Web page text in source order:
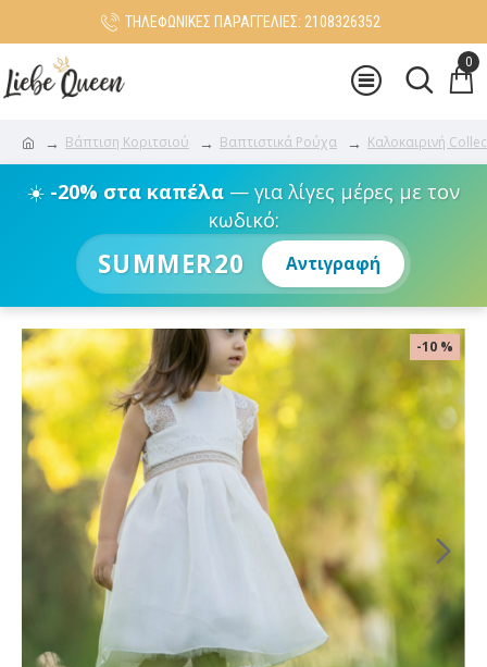
ΤΗΛΕΦΩΝΙΚΕΣ ΠΑΡΑΓΓΕΛΙΕΣ: 2108326352
0
Βάπτιση Κοριτσιού Βαπτιστικά Ρούχα Καλοκαιρινή
☀️ -20% στα καπέλα— για λίγες μέρες με τον
κωδικό:
SUMMER20 Αντιγραφή
-10 %